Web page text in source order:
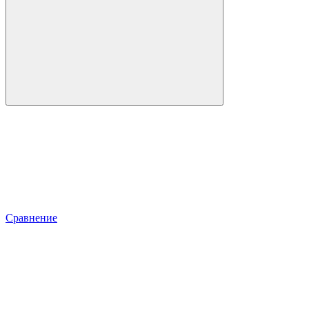
Сравнение